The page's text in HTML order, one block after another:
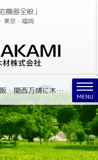
機器全般」
東京・福岡
MENU
日刊木材新聞 掲載 「大阪・関西万博に木材利用を積極提案 地元企業としてかかわっていく」